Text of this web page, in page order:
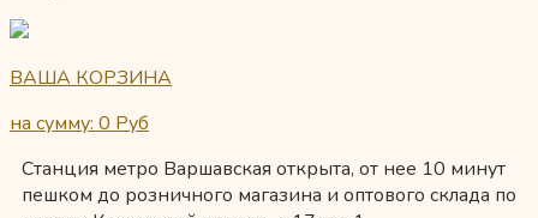
ВАША КОРЗИНА
на сумму: 0 Руб
Станция метро Варшавская открыта, от нее 10 минут
пешком до розничного магазина и оптового склада по